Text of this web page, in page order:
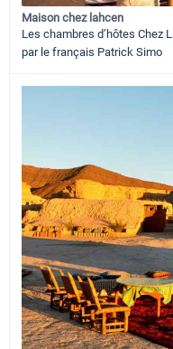
Maison chez lahcen
Les chambres d’hôtes Chez
par le français Patrick Simo